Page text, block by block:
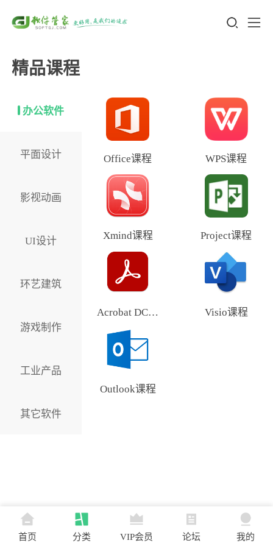
精品课程
办公软件
平面设计
影视动画
UI设计
环艺建筑
游戏制作
工业产品
其它软件
Office课程 WPS课程
Xmind课程 Project课程
Acrobat DC课程 Visio课程
Outlook课程
首页 分类 VIP会员 论坛 我的